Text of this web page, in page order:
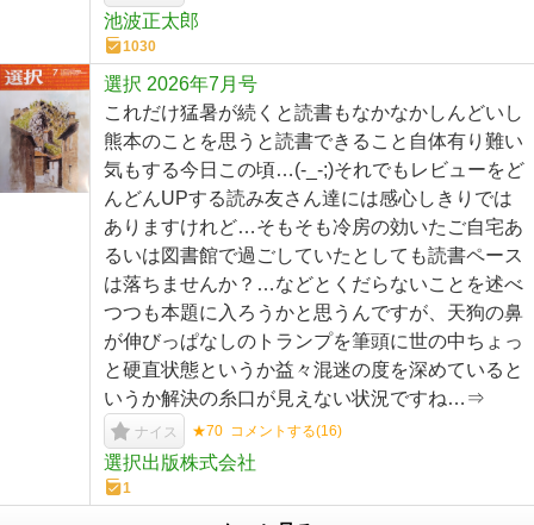
池波正太郎
1030
選択 2026年7月号
これだけ猛暑が続くと読書もなかなかしんどいし
熊本のことを思うと読書できること自体有り難い
気もする今日この頃…(-_-;)それでもレビューをど
んどんUPする読み友さん達には感心しきりでは
ありますけれど…そもそも冷房の効いたご自宅あ
るいは図書館で過ごしていたとしても読書ペース
は落ちませんか？…などとくだらないことを述べ
つつも本題に入ろうかと思うんですが、天狗の鼻
が伸びっぱなしのトランプを筆頭に世の中ちょっ
と硬直状態というか益々混迷の度を深めていると
いうか解決の糸口が見えない状況ですね…⇒
ナイス ★70 コメントする(16)
選択出版株式会社
1